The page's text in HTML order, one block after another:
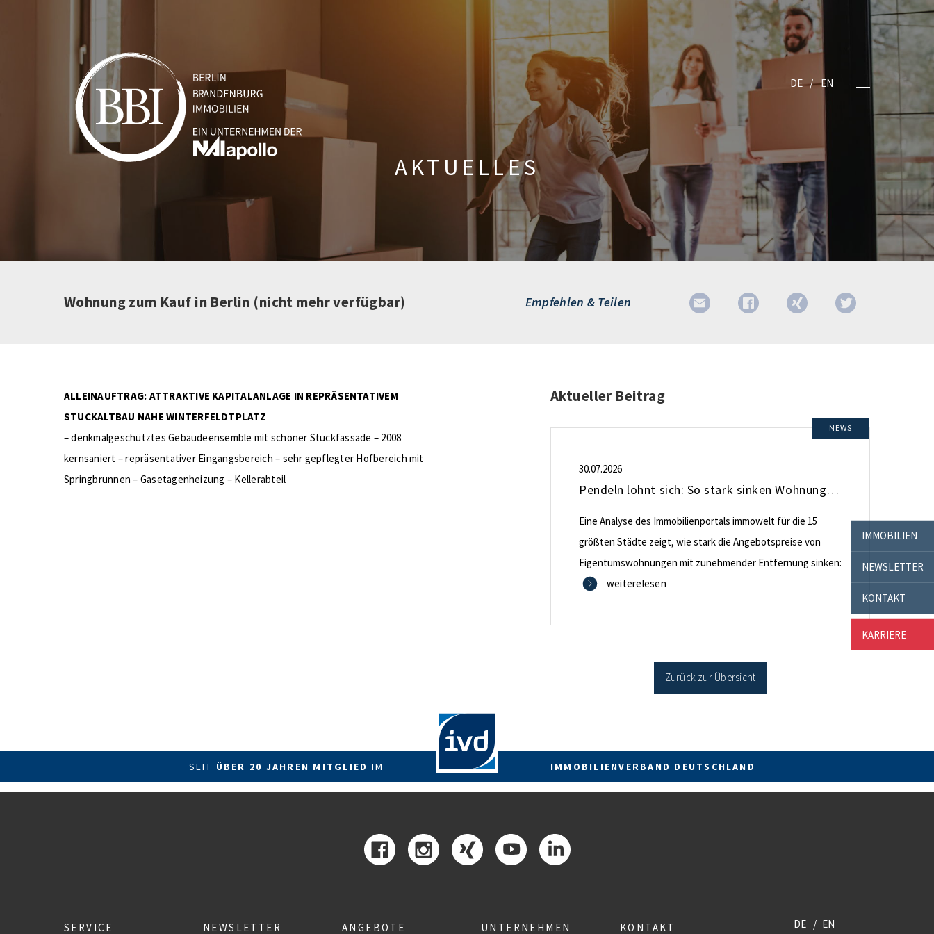
IMMOBILIEN
NEWSLETTER
KONTAKT
KARRIERE
DE EN
AKTUELLES
Wohnung zum Kauf in Berlin (nicht mehr verfügbar) Empfehlen & Teilen
ALLEINAUFTRAG: ATTRAKTIVE KAPITALANLAGE IN REPRÄSENTATIVEM
STUCKALTBAU NAHE WINTERFELDTPLATZ
– denkmalgeschütztes Gebäudeensemble mit schöner Stuckfassade – 2008
kernsaniert – repräsentativer Eingangsbereich – sehr gepflegter Hofbereich mit
Springbrunnen – Gasetagenheizung – Kellerabteil
Aktueller Beitrag
NEWS
30.07.2026
Pendeln lohnt sich: So stark sinken Wohnungspreise im Umland
Eine Analyse des Immobilienportals immowelt für die 15
größten Städte zeigt, wie stark die Angebotspreise von
Eigentumswohnungen mit zunehmender Entfernung sinken:
weiterelesen
Zurück zur Übersicht
SEIT ÜBER 20 JAHREN MITGLIED IM IMMOBILIENVERBAND DEUTSCHLAND
SERVICE NEWSLETTER ANGEBOTE UNTERNEHMEN KONTAKT DE EN